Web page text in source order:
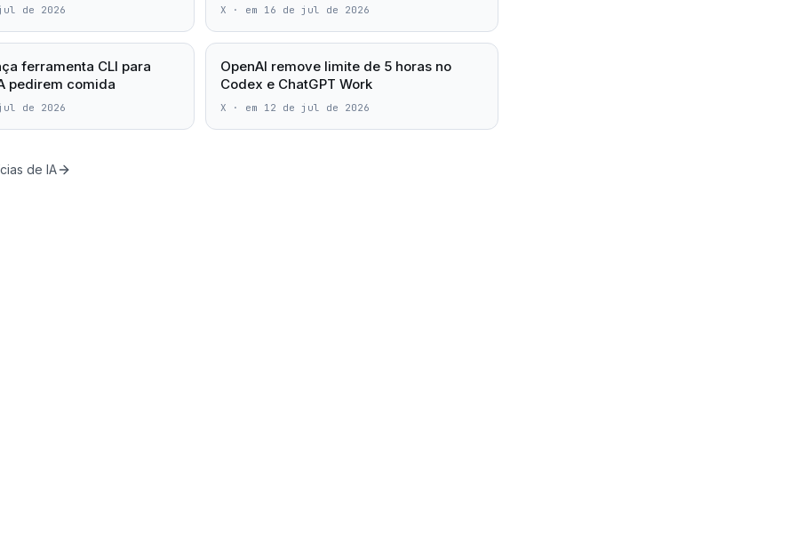
de 2026 X · em 16 de jul de 2026
ferramenta CLI para
pedirem comida
de 2026
OpenAI remove limite de 5 horas no
Codex e ChatGPT Work
X · em 12 de jul de 2026
de IA